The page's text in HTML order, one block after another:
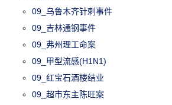
09_乌鲁木齐针刺事件
09_吉林通钢事件
09_弗州理工命案
09_甲型流感(H1N1)
09_红宝石酒楼结业
09_超市东主陈旺案